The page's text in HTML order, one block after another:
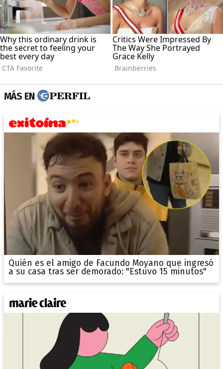
MÁS EN
Quién es el amigo de Facundo Moyano que ingresó
a su casa tras ser demorado: "Estuvo 15 minutos"